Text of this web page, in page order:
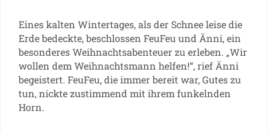
Eines kalten Wintertages, als der Schnee leise die
Erde bedeckte, beschlossen FeuFeu und Änni, ein
besonderes Weihnachtsabenteuer zu erleben. „Wir
wollen dem Weihnachtsmann helfen!“, rief Änni
begeistert. FeuFeu, die immer bereit war, Gutes zu
tun, nickte zustimmend mit ihrem funkelnden
Horn.